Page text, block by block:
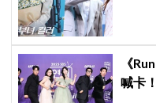
《
喊卡